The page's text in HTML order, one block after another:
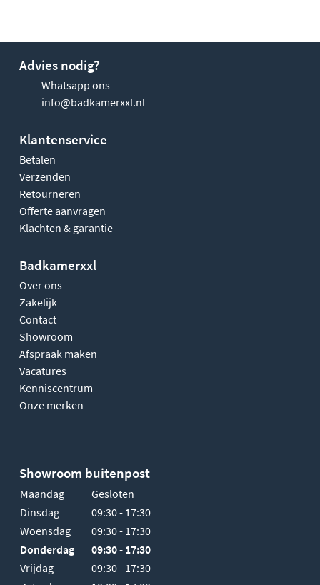
Advies nodig?
Whatsapp ons
info@badkamerxxl.nl
Klantenservice
Betalen
Verzenden
Retourneren
Offerte aanvragen
Klachten & garantie
Badkamerxxl
Over ons
Zakelijk
Contact
Showroom
Afspraak maken
Vacatures
Kenniscentrum
Onze merken
Showroom buitenpost
Maandag
Gesloten
Dinsdag
09:30 - 17:30
Woensdag
09:30 - 17:30
Donderdag
09:30 - 17:30
Vrijdag
09:30 - 17:30